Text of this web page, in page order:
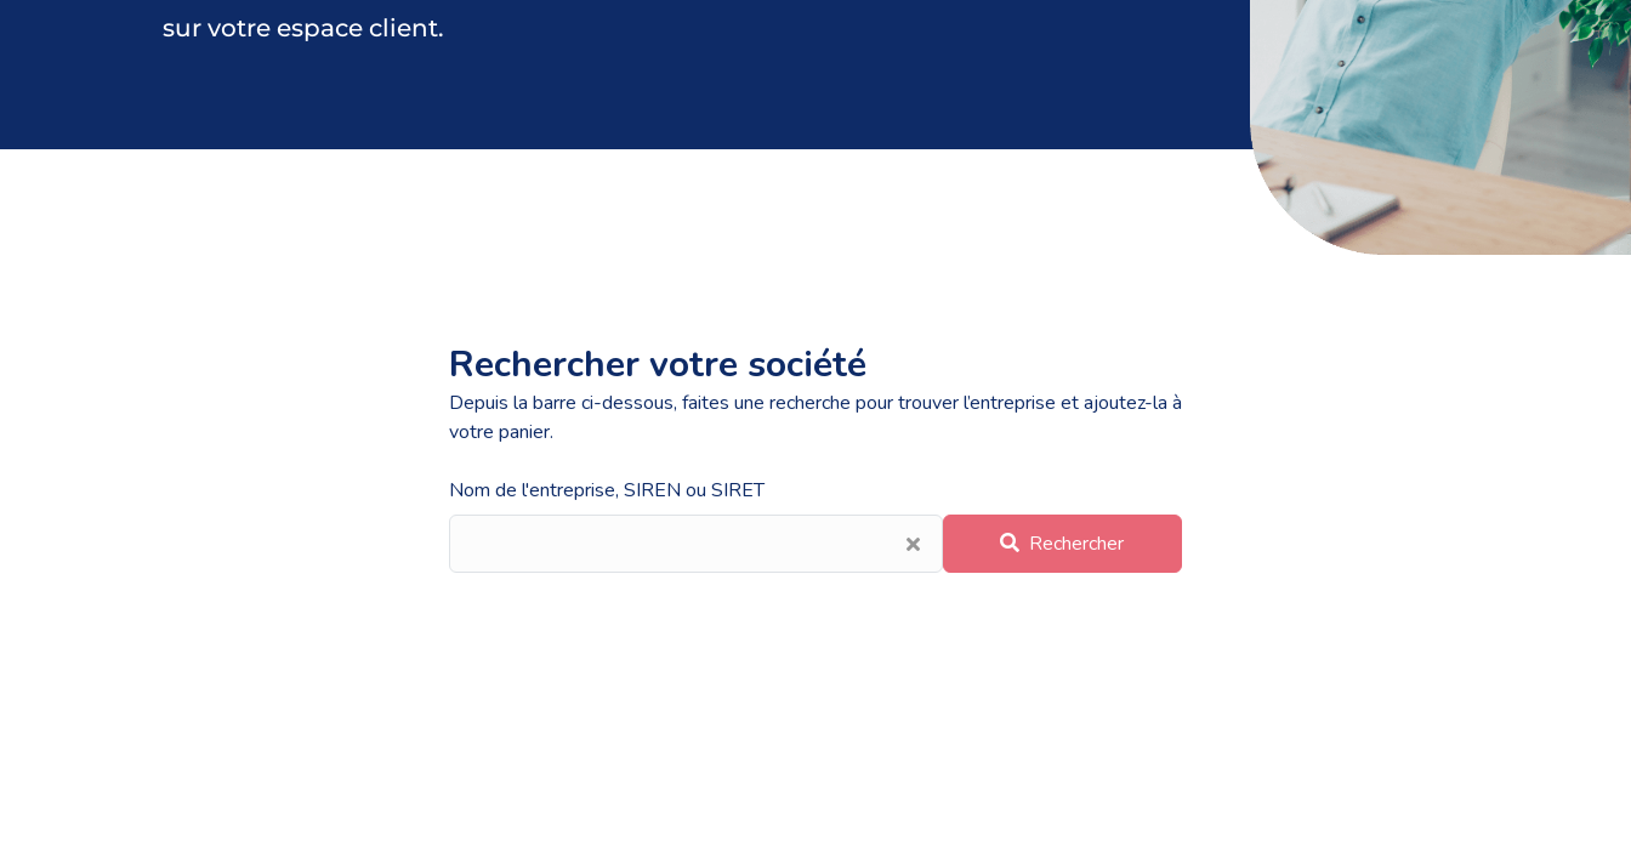
sur votre espace client.